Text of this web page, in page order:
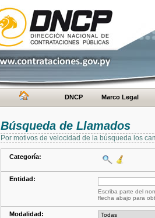
DNCP Marco Legal
Búsqueda de Llamados
Por motivos de velocidad de la búsqueda los
Categoría:
Entidad:
Escriba parte del
flecha abajo para
Modalidad: